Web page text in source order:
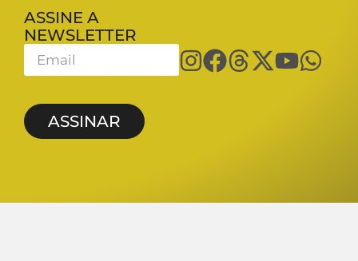
ASSINE A
NEWSLETTER
ASSINAR